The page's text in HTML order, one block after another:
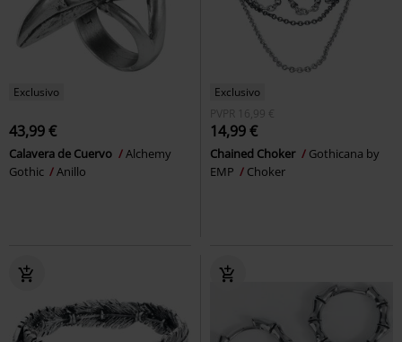
Exclusivo
43,99 €
Calavera de Cuervo
Alchemy
Gothic
Anillo
Exclusivo
PVPR 16,99 €
14,99 €
Chained Choker
Gothicana by
EMP
Choker